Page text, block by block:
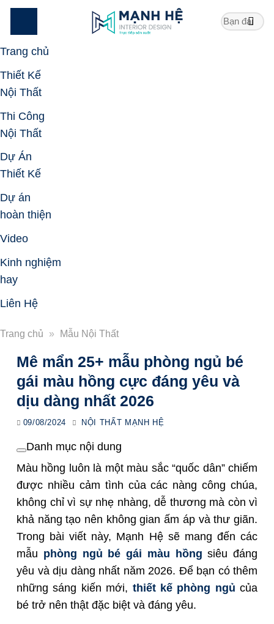
Skip
Trang chủ
Thiết Kế
Nội Thất
Thi Công
Nội Thất
Dự Án
Thiết Kế
Dự án
hoàn thiện
Video
Kinh nghiệm
hay
Liên Hệ
Trang chủ » Mẫu Nội Thất
Mê mẩn 25+ mẫu phòng ngủ bé
gái màu hồng cực đáng yêu và
dịu dàng nhất 2026
09/08/2024 NỘI THẤT MẠNH HỆ
Danh mục nội dung
Màu hồng luôn là một màu sắc “quốc dân” chiếm
được nhiều cảm tình của các nàng công chúa,
không chỉ vì sự nhẹ nhàng, dễ thương mà còn vì
khả năng tạo nên không gian ấm áp và thư giãn.
Trong bài viết này, Mạnh Hệ sẽ mang đến các
mẫu phòng ngủ bé gái màu hồng siêu đáng
yêu và dịu dàng nhất năm 2026. Để bạn có thêm
những sáng kiến mới, thiết kế phòng ngủ của
bé trở nên thật đặc biệt và đáng yêu.